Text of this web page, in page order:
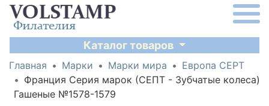
Каталог товаров
Главная Марки Марки мира
Европа CEPT
Франция Серия марок (СЕПТ - Зубчатые колеса)
Гашеные №1578-1579